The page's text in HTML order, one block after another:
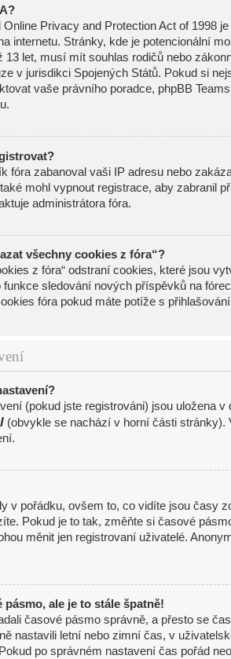
Online Privacy and Protection Act of 1998
internetu. Stránky, kde je potencionální
13 let, musí mít souhlas rodičů nebo
v jurisdikci Spojených Států. Pokud si
vaše právního poradce, phpBB
fóra zabanoval vaši IP adresu nebo
mohl vypnout registrace, aby zabranil
administrátora fóra.
všechny cookies z fóra“?
z fóra“ odstraní cookies, které jsou
funkce sledování nových příspěvků na
fóra pokud máte potíže s
(pokud jste registrováni) jsou uložena
(obvykle se nachází v horní části
v pořádku, ovšem to, co vidíte jsou časy
Pokud je to tak, změňte si časové
měnit jen registrovaní uživatelé.
pásmo, ale je to stále špatně!
časové pásmo správně, a přesto se
nastavili letní nebo zimní čas, v
po správném nastavení čas pořád